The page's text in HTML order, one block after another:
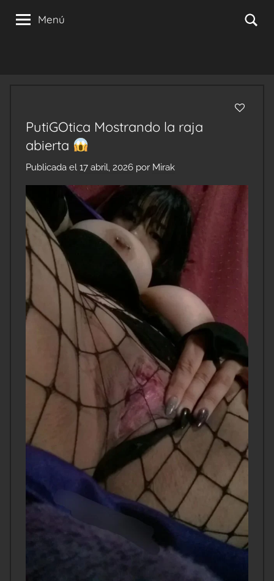
Menú
PutiGOtica Mostrando la raja
abierta
Publicada el 17 abril, 2026 por Mirak